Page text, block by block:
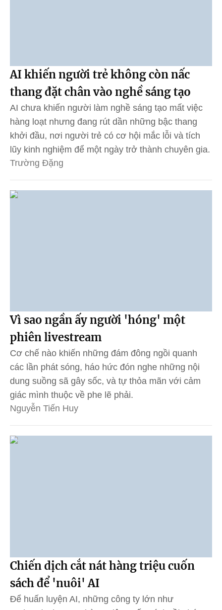
AI khiến người trẻ không còn nấc
thang đặt chân vào nghề sáng tạo
AI chưa khiến người làm nghề sáng tạo mất việc
hàng loạt nhưng đang rút dần những bậc thang
khởi đầu, nơi người trẻ có cơ hội mắc lỗi và tích
lũy kinh nghiệm để một ngày trở thành chuyên gia.
Trường Đặng
Vì sao ngần ấy người 'hóng' một
phiên livestream
Cơ chế nào khiến những đám đông ngồi quanh
các lần phát sóng, háo hức đón nghe những nội
dung suồng sã gây sốc, và tự thỏa mãn với cảm
giác mình thuộc về phe lẽ phải.
Nguyễn Tiến Huy
Chiến dịch cắt nát hàng triệu cuốn
sách để 'nuôi' AI
Để huấn luyện AI, những công ty lớn như